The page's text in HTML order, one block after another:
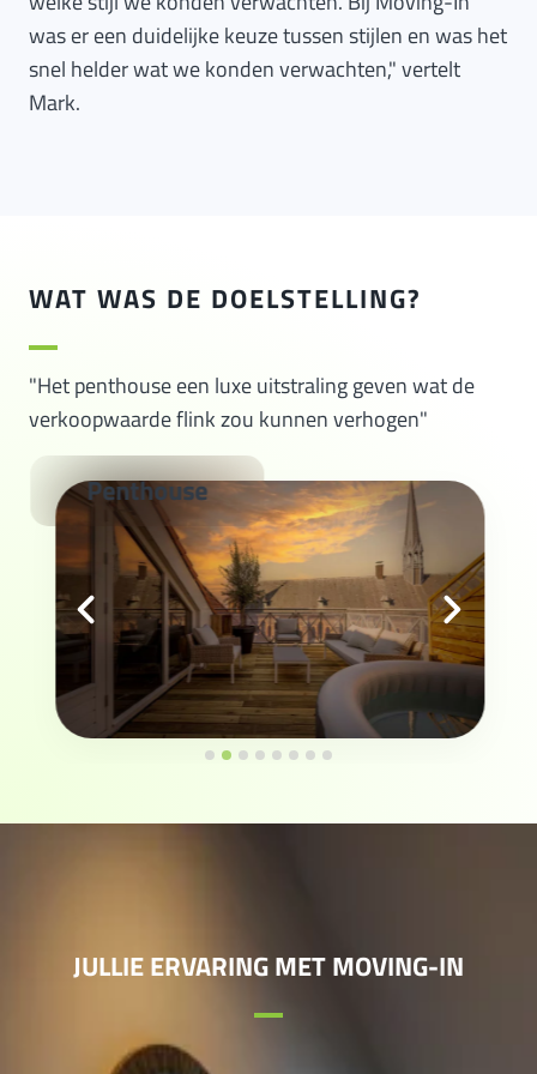
was er een duidelijke keuze tussen stijlen en was het
snel helder wat we konden verwachten," vertelt
Mark.
WAT WAS DE DOELSTELLING?
"Het penthouse een luxe uitstraling geven wat de
verkoopwaarde flink zou kunnen verhogen"
Penthouse
JULLIE ERVARING MET MOVING-IN